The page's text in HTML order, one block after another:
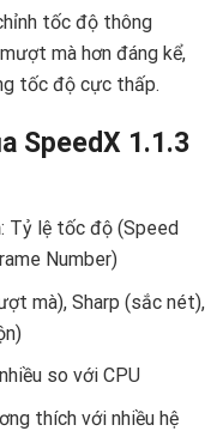
tốc độ thông
mà hơn đáng kể,
tốc độ cực thấp.
SpeedX 1.1.3
: Tỷ lệ tốc độ (Speed
Number)
mà), Sharp (sắc nét),
so với CPU
thích với nhiều hệ